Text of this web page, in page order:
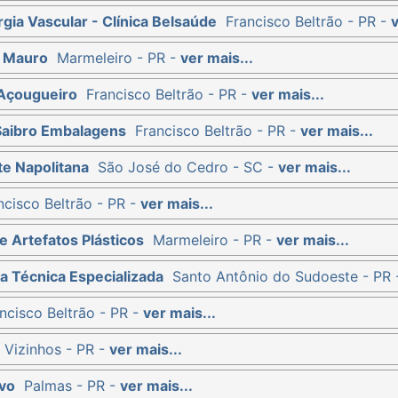
Vascular - Clínica Belsaúde Francisco Beltrão - PR -
Mauro Marmeleiro - PR - ver mais...
Francisco Beltrão - PR - ver mais...
Embalagens Francisco Beltrão - PR - ver mais...
Napolitana São José do Cedro - SC - ver mais...
Beltrão - PR - ver mais...
Artefatos Plásticos Marmeleiro - PR - ver mais...
Técnica Especializada Santo Antônio do Sudoeste -
Beltrão - PR - ver mais...
Vizinhos - PR - ver mais...
Palmas - PR - ver mais...